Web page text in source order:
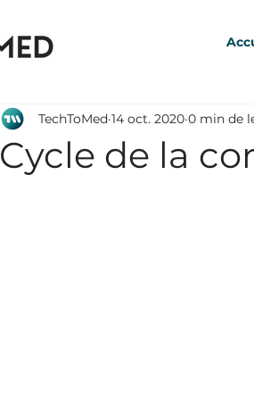
Cycle de la
TechToMed 14 oct. 2020 0 min de